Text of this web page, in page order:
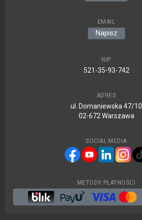
EMAIL
Napisz
NIP
521-35-93-742
ADRES
ul. Domaniewska 47/10
02-672 Warszawa
SOCIAL MEDIA
METODY PŁATNOŚCI